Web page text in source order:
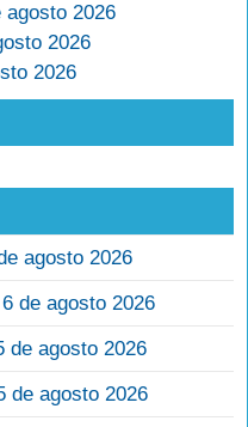
agosto 2026
2026
2026
agosto 2026
de agosto 2026
de agosto 2026
de agosto 2026